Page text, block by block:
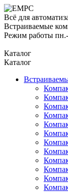
Всё для
Встраиваемые
Режим работы
Каталог
Каталог